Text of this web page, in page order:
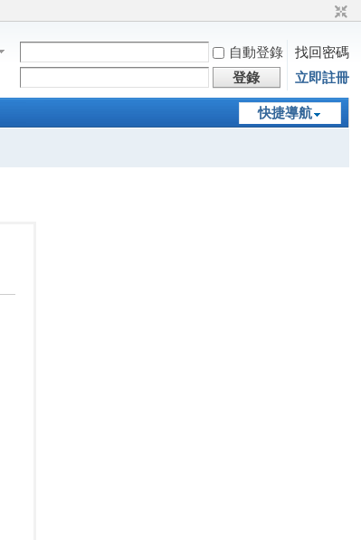
自動登錄
找回密碼
登錄 立即註冊
快捷導航